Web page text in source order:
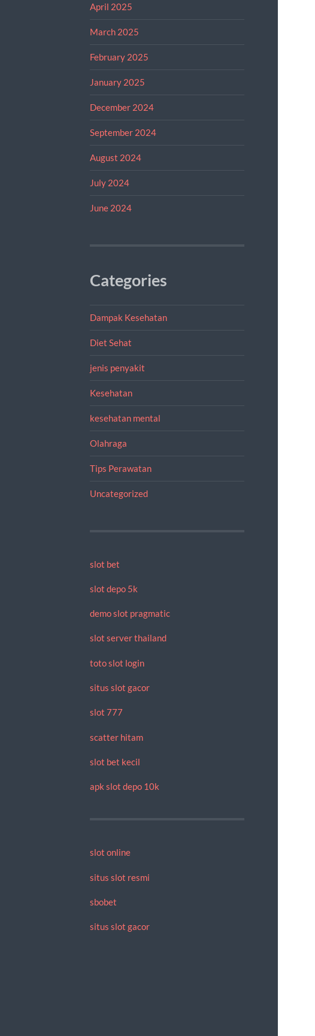
April 2025
March 2025
February 2025
January 2025
December 2024
September 2024
August 2024
July 2024
June 2024
Categories
Dampak Kesehatan
Diet Sehat
jenis penyakit
Kesehatan
kesehatan mental
Olahraga
Tips Perawatan
Uncategorized
slot bet
slot depo 5k
demo slot pragmatic
slot server thailand
toto slot login
situs slot gacor
slot 777
scatter hitam
slot bet kecil
apk slot depo 10k
slot online
situs slot resmi
sbobet
situs slot gacor